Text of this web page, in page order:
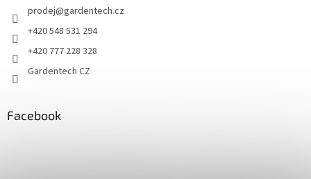
prodej@gardentech.cz
+420 548 531 294
+420 777 228 328
Gardentech CZ
Facebook